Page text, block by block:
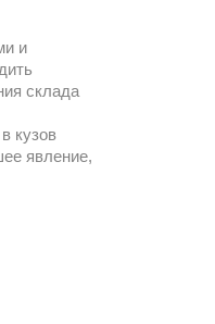
и
склада
кузов
явление,